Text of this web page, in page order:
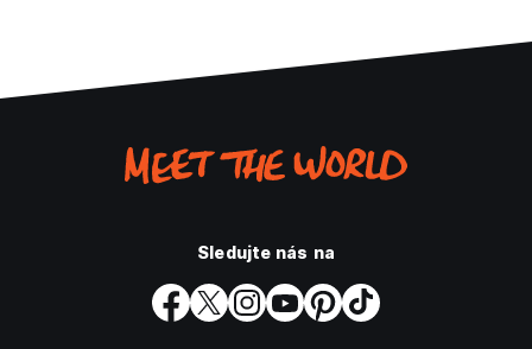
Sledujte nás na